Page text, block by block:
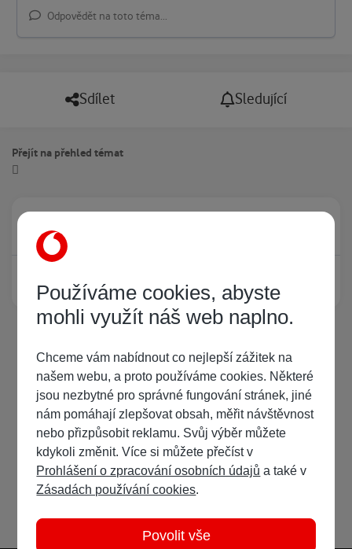
Odpovědět na toto téma...
Sdílet Sledující
Přejít na přehled témat
Žádný registrovaný uživatel si neprohlíží tuto stránku
Používáme cookies, abyste
mohli využít náš web naplno.
Chceme vám nabídnout co nejlepší zážitek na
našem webu, a proto používáme cookies. Některé
jsou nezbytné pro správné fungování stránek, jiné
nám pomáhají zlepšovat obsah, měřit návštěvnost
nebo přizpůsobit reklamu. Svůj výběr můžete
kdykoli změnit. Více si můžete přečíst v
Prohlášení o zpracování osobních údajů a také v
Zásadách používání cookies.
Povolit vše